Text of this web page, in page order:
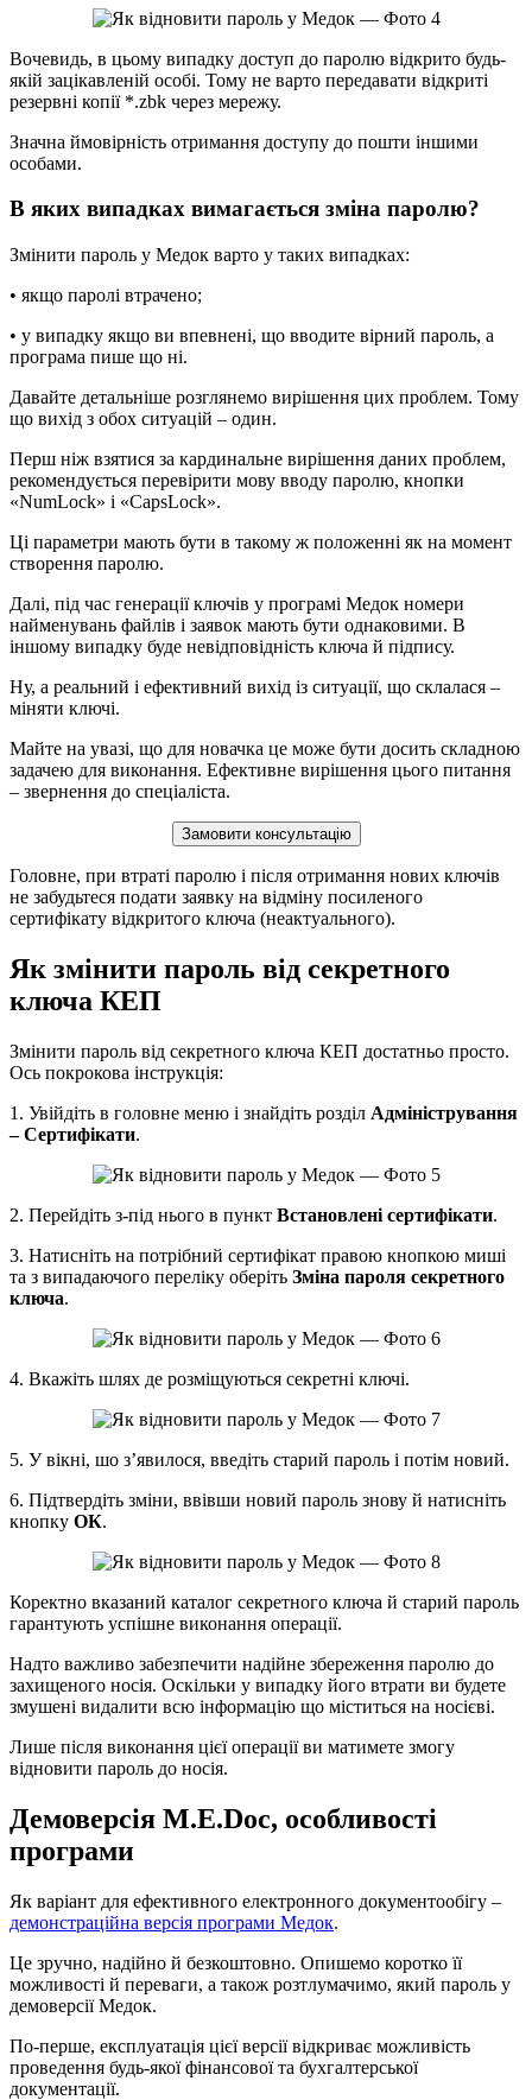
Вочевидь, в цьому випадку доступ до паролю відкрито будь-
якій зацікавленій особі. Тому не варто передавати відкриті
резервні копії *.zbk через мережу.
Значна ймовірність отримання доступу до пошти іншими
особами.
В яких випадках вимагається зміна паролю?
Змінити пароль у Медок варто у таких випадках:
• якщо паролі втрачено;
• у випадку якщо ви впевнені, що вводите вірний пароль, а
програма пише що ні.
Давайте детальніше розглянемо вирішення цих проблем. Тому
що вихід з обох ситуацій – один.
Перш ніж взятися за кардинальне вирішення даних проблем,
рекомендується перевірити мову вводу паролю, кнопки
«NumLock» і «CapsLock».
Ці параметри мають бути в такому ж положенні як на момент
створення паролю.
Далі, під час генерації ключів у програмі Медок номери
найменувань файлів і заявок мають бути однаковими. В
іншому випадку буде невідповідність ключа й підпису.
Ну, а реальний і ефективний вихід із ситуації, що склалася –
міняти ключі.
Майте на увазі, що для новачка це може бути досить складною
задачею для виконання. Ефективне вирішення цього питання
– звернення до спеціаліста.
Замовити консультацію
Головне, при втраті паролю і після отримання нових ключів
не забудьтеся подати заявку на відміну посиленого
сертифікату відкритого ключа (неактуального).
Як змінити пароль від секретного
ключа КЕП
Змінити пароль від секретного ключа КЕП достатньо просто.
Ось покрокова інструкція:
1. Увійдіть в головне меню і знайдіть розділ Адміністрування
– Сертифікати.
2. Перейдіть з-під нього в пункт Встановлені сертифікати.
3. Натисніть на потрібний сертифікат правою кнопкою миші
та з випадаючого переліку оберіть Зміна пароля секретного
ключа.
4. Вкажіть шлях де розміщуються секретні ключі.
5. У вікні, шо з’явилося, введіть старий пароль і потім новий.
6. Підтвердіть зміни, ввівши новий пароль знову й натисніть
кнопку ОК.
Коректно вказаний каталог секретного ключа й старий пароль
гарантують успішне виконання операції.
Надто важливо забезпечити надійне збереження паролю до
захищеного носія. Оскільки у випадку його втрати ви будете
змушені видалити всю інформацію що міститься на носієві.
Лише після виконання цієї операції ви матимете змогу
відновити пароль до носія.
Демоверсія M.E.Doc, особливості
програми
Як варіант для ефективного електронного документообігу –
демонстраційна версія програми Медок.
Це зручно, надійно й безкоштовно. Опишемо коротко її
можливості й переваги, а також розтлумачимо, який пароль у
демоверсії Медок.
По-перше, експлуатація цієї версії відкриває можливість
проведення будь-якої фінансової та бухгалтерської
документації.